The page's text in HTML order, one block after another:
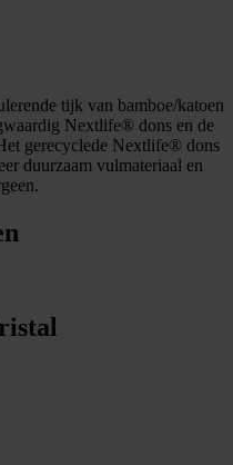
tijk van bamboe/katoen
Nextlife® dons en de
gerecyclede Nextlife® dons
duurzaam vulmateriaal en